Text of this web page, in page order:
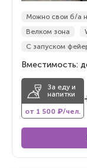
Можно свои б/а
Велком зона
С запуском
Вместимость:
За еду и
напитки
от 1 500 ₽/чел.